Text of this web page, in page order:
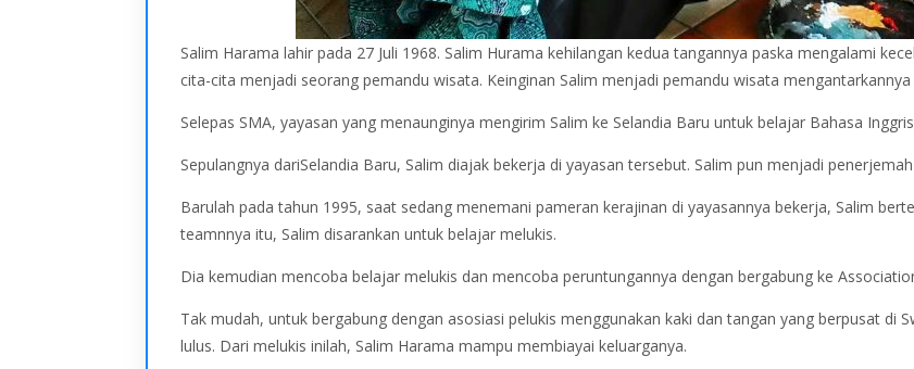
Salim Harama lahir pada 27 Juli 1968. Salim Hurama kehilangan kedua tangannya paska mengalami
cita-cita menjadi seorang pemandu wisata. Keinginan Salim menjadi pemandu wisata mengantarkannya
Selepas SMA, yayasan yang menaunginya mengirim Salim ke Selandia Baru untuk belajar Bahasa
Sepulangnya dariSelandia Baru, Salim diajak bekerja di yayasan tersebut. Salim pun menjadi
Barulah pada tahun 1995, saat sedang menemani pameran kerajinan di yayasannya bekerja, Salim
teamnnya itu, Salim disarankan untuk belajar melukis.
Dia kemudian mencoba belajar melukis dan mencoba peruntungannya dengan bergabung ke
Tak mudah, untuk bergabung dengan asosiasi pelukis menggunakan kaki dan tangan yang berpusat di
lulus. Dari melukis inilah, Salim Harama mampu membiayai keluarganya.